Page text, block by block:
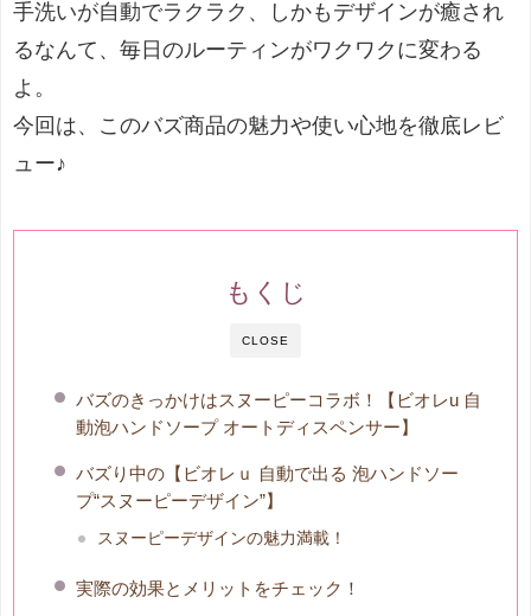
手洗いが自動でラクラク、しかもデザインが癒され
るなんて、毎日のルーティンがワクワクに変わる
よ。
今回は、このバズ商品の魅力や使い心地を徹底レビ
ュー♪
CLOSE
もくじ
バズのきっかけはスヌーピーコラボ！【ビオレu 自
動泡ハンドソープ オートディスペンサー】
バズり中の【ビオレｕ 自動で出る 泡ハンドソー
プ“スヌーピーデザイン”】
スヌーピーデザインの魅力満載！
実際の効果とメリットをチェック！